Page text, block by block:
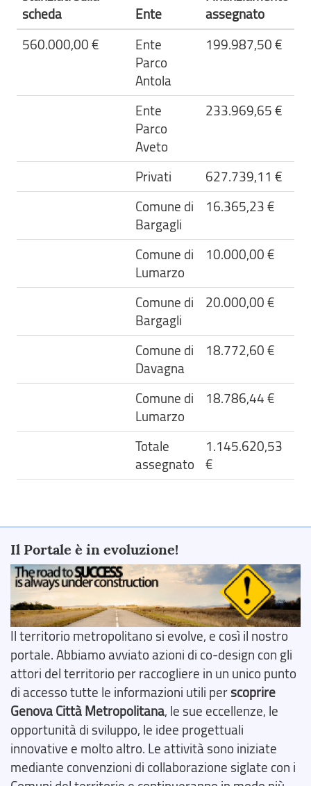
scheda
Ente
assegnato
560.000,00 €
Ente
Parco
Antola
199.987,50 €
Ente
Parco
Aveto
233.969,65 €
Privati
627.739,11 €
Comune di
Bargagli
16.365,23 €
Comune di
Lumarzo
10.000,00 €
Comune di
Bargagli
20.000,00 €
Comune di
Davagna
18.772,60 €
Comune di
Lumarzo
18.786,44 €
Totale
assegnato
1.145.620,53
€
Il Portale è in evoluzione!
Il territorio metropolitano si evolve, e così il nostro
portale. Abbiamo avviato azioni di co-design con gli
attori del territorio per raccogliere in un unico punto
di accesso tutte le informazioni utili perscoprire
Genova Città Metropolitana, le sue eccellenze, le
opportunità di sviluppo, le idee progettuali
innovative e molto altro. Le attività sono iniziate
mediante convenzioni di collaborazione siglate con i